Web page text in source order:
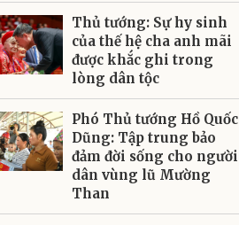
Thủ tướng: Sự hy sinh
của thế hệ cha anh mãi
được khắc ghi trong
lòng dân tộc
Phó Thủ tướng Hồ Quốc
Dũng: Tập trung bảo
đảm đời sống cho người
dân vùng lũ Mường
Than